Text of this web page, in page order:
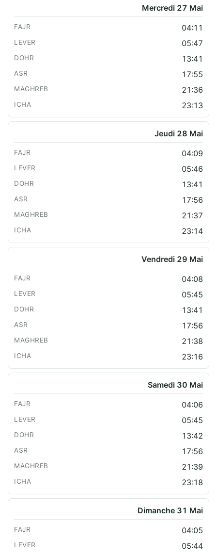
Mercredi 27 Mai
04:11
05:47
13:41
17:55
21:36
23:13
Jeudi 28 Mai
04:09
05:46
13:41
17:56
21:37
23:14
Vendredi 29 Mai
04:08
05:45
13:41
17:56
21:38
23:16
Samedi 30 Mai
04:06
05:45
13:42
17:56
21:39
23:18
Dimanche 31 Mai
04:05
05:44